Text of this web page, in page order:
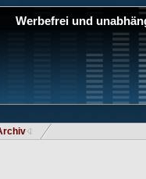
Werbefrei und